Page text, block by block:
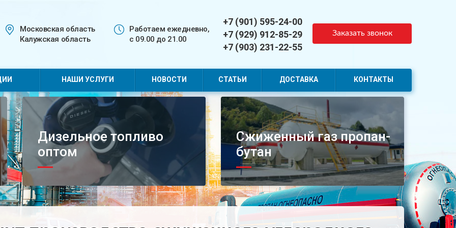
Московская область
Калужская область
Работаем ежедневно,
с 09.00 до 21.00
+7 (901) 595-24-00
+7 (929) 912-85-29
+7 (903) 231-22-55
Заказать звонок
НАШИ УСЛУГИ НОВОСТИ СТАТЬИ ДОСТАВКА КОНТАКТЫ
Дизельное топливо
оптом
Сжиженный газ пропан-
бутан